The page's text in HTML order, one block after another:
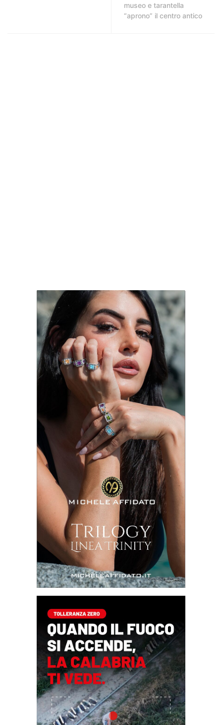
museo e tarantella
“aprono” il centro antico